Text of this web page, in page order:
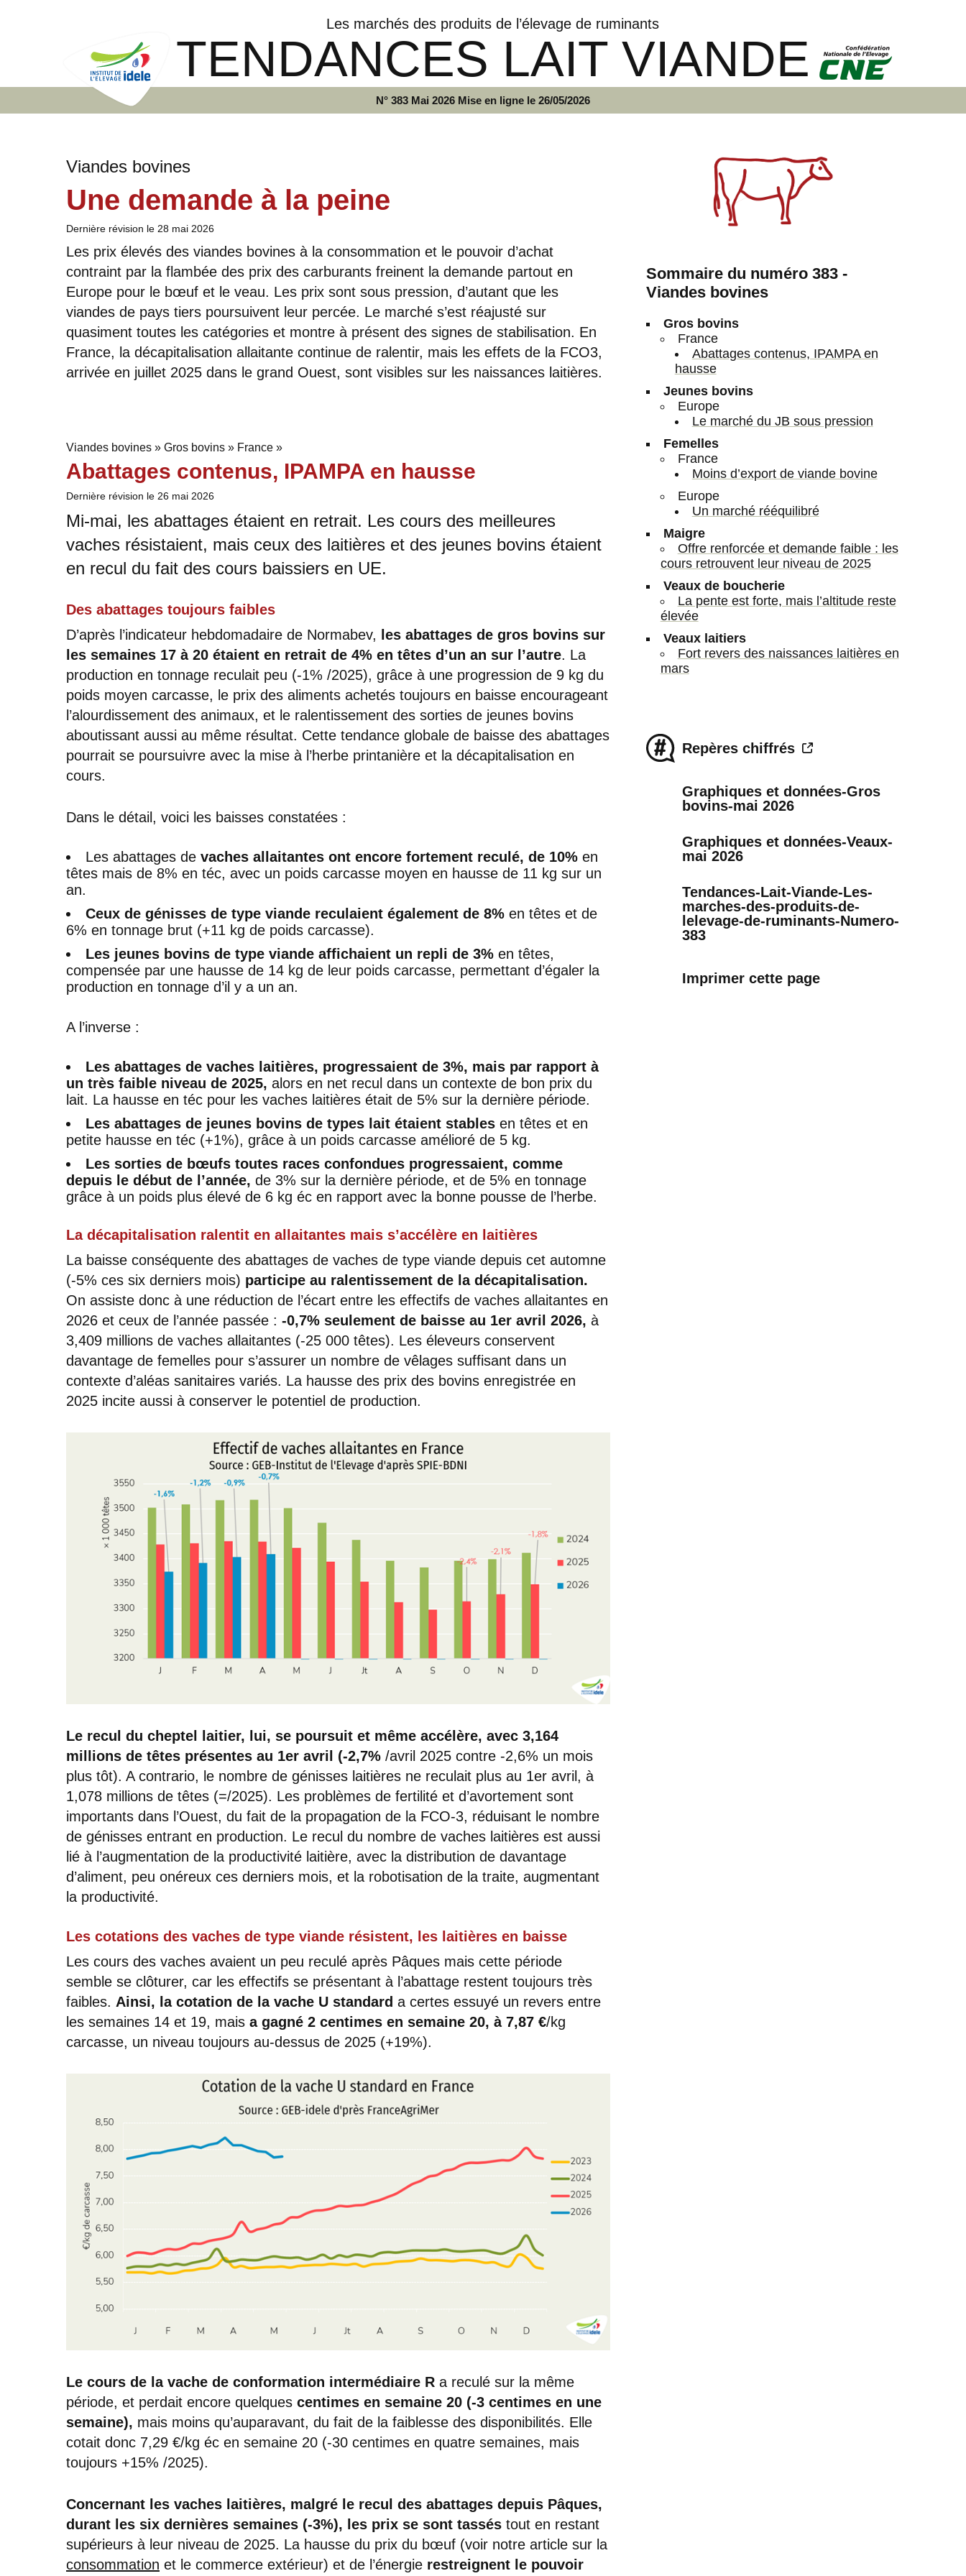
Les marchés des produits de l’élevage de ruminants
TENDANCES LAIT VIANDE
N° 383 Mai 2026 Mise en ligne le 26/05/2026
Viandes bovines
Une demande à la peine
Dernière révision le 28 mai 2026
Les prix élevés des viandes bovines à la consommation et le pouvoir d’achat
contraint par la flambée des prix des carburants freinent la demande partout en
Europe pour le bœuf et le veau. Les prix sont sous pression, d’autant que les
viandes de pays tiers poursuivent leur percée. Le marché s’est réajusté sur
quasiment toutes les catégories et montre à présent des signes de stabilisation. En
France, la décapitalisation allaitante continue de ralentir, mais les effets de la FCO3,
arrivée en juillet 2025 dans le grand Ouest, sont visibles sur les naissances laitières.
Sommaire du numéro 383 -
Viandes bovines
Gros bovins
France
Abattages contenus, IPAMPA en
hausse
Jeunes bovins
Europe
Le marché du JB sous pression
Femelles
France
Moins d’export de viande bovine
Europe
Un marché rééquilibré
Maigre
Offre renforcée et demande faible : les
cours retrouvent leur niveau de 2025
Veaux de boucherie
La pente est forte, mais l’altitude reste
élevée
Veaux laitiers
Fort revers des naissances laitières en
mars
Repères chiffrés
Graphiques et données-Gros
bovins-mai 2026
Graphiques et données-Veaux-
mai 2026
Tendances-Lait-Viande-Les-
marches-des-produits-de-
lelevage-de-ruminants-Numero-
383
Imprimer cette page
Viandes bovines » Gros bovins » France »
Abattages contenus, IPAMPA en hausse
Dernière révision le 26 mai 2026
Mi-mai, les abattages étaient en retrait. Les cours des meilleures
vaches résistaient, mais ceux des laitières et des jeunes bovins étaient
en recul du fait des cours baissiers en UE.
Des abattages toujours faibles
D’après l’indicateur hebdomadaire de Normabev, les abattages de gros bovins sur
les semaines 17 à 20 étaient en retrait de 4% en têtes d’un an sur l’autre. La
production en tonnage reculait peu (-1% /2025), grâce à une progression de 9 kg du
poids moyen carcasse, le prix des aliments achetés toujours en baisse encourageant
l’alourdissement des animaux, et le ralentissement des sorties de jeunes bovins
aboutissant aussi au même résultat. Cette tendance globale de baisse des abattages
pourrait se poursuivre avec la mise à l’herbe printanière et la décapitalisation en
cours.
Dans le détail, voici les baisses constatées :
Les abattages de vaches allaitantes ont encore fortement reculé, de 10% en
têtes mais de 8% en téc, avec un poids carcasse moyen en hausse de 11 kg sur un
an.
Ceux de génisses de type viande reculaient également de 8% en têtes et de
6% en tonnage brut (+11 kg de poids carcasse).
Les jeunes bovins de type viande affichaient un repli de 3% en têtes,
compensée par une hausse de 14 kg de leur poids carcasse, permettant d’égaler la
production en tonnage d’il y a un an.
A l’inverse :
Les abattages de vaches laitières, progressaient de 3%, mais par rapport à
un très faible niveau de 2025, alors en net recul dans un contexte de bon prix du
lait. La hausse en téc pour les vaches laitières était de 5% sur la dernière période.
Les abattages de jeunes bovins de types lait étaient stables en têtes et en
petite hausse en téc (+1%), grâce à un poids carcasse amélioré de 5 kg.
Les sorties de bœufs toutes races confondues progressaient, comme
depuis le début de l’année, de 3% sur la dernière période, et de 5% en tonnage
grâce à un poids plus élevé de 6 kg éc en rapport avec la bonne pousse de l’herbe.
La décapitalisation ralentit en allaitantes mais s’accélère en laitières
La baisse conséquente des abattages de vaches de type viande depuis cet automne
(-5% ces six derniers mois) participe au ralentissement de la décapitalisation.
On assiste donc à une réduction de l’écart entre les effectifs de vaches allaitantes en
2026 et ceux de l’année passée : -0,7% seulement de baisse au 1er avril 2026, à
3,409 millions de vaches allaitantes (-25 000 têtes). Les éleveurs conservent
davantage de femelles pour s’assurer un nombre de vêlages suffisant dans un
contexte d’aléas sanitaires variés. La hausse des prix des bovins enregistrée en
2025 incite aussi à conserver le potentiel de production.
Le recul du cheptel laitier, lui, se poursuit et même accélère, avec 3,164
millions de têtes présentes au 1er avril (-2,7% /avril 2025 contre -2,6% un mois
plus tôt). A contrario, le nombre de génisses laitières ne reculait plus au 1er avril, à
1,078 millions de têtes (=/2025). Les problèmes de fertilité et d’avortement sont
importants dans l’Ouest, du fait de la propagation de la FCO-3, réduisant le nombre
de génisses entrant en production. Le recul du nombre de vaches laitières est aussi
lié à l’augmentation de la productivité laitière, avec la distribution de davantage
d’aliment, peu onéreux ces derniers mois, et la robotisation de la traite, augmentant
la productivité.
Les cotations des vaches de type viande résistent, les laitières en baisse
Les cours des vaches avaient un peu reculé après Pâques mais cette période
semble se clôturer, car les effectifs se présentant à l’abattage restent toujours très
faibles. Ainsi, la cotation de la vache U standard a certes essuyé un revers entre
les semaines 14 et 19, mais a gagné 2 centimes en semaine 20, à 7,87 €/kg
carcasse, un niveau toujours au-dessus de 2025 (+19%).
Le cours de la vache de conformation intermédiaire R a reculé sur la même
période, et perdait encore quelques centimes en semaine 20 (-3 centimes en une
semaine), mais moins qu’auparavant, du fait de la faiblesse des disponibilités. Elle
cotait donc 7,29 €/kg éc en semaine 20 (-30 centimes en quatre semaines, mais
toujours +15% /2025).
Concernant les vaches laitières, malgré le recul des abattages depuis Pâques,
durant les six dernières semaines (-3%), les prix se sont tassés tout en restant
supérieurs à leur niveau de 2025. La hausse du prix du bœuf (voir notre article sur la
consommation et le commerce extérieur) et de l’énergie restreignent le pouvoir